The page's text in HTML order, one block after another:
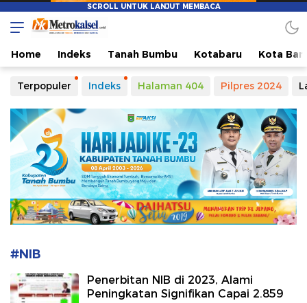
Metro Kalsel
Media Online Terkini, Faktual dan Mendidik
Home Indeks Tanah Bumbu Kotabaru Kota
Terpopuler Indeks Halaman 404 Pilpres 2024
#NIB
Penerbitan NIB di 2023, Alami
Peningkatan Signifikan Capai 2.859